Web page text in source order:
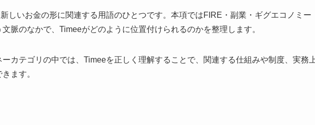
しいお金の形に関連する用語のひとつです。本項ではFIRE・副業・ギグエコノミー
脈のなかで、Timeeがどのように位置付けられるのかを整理します。
カテゴリの中では、Timeeを正しく理解することで、関連する仕組みや制度、実務
ます。